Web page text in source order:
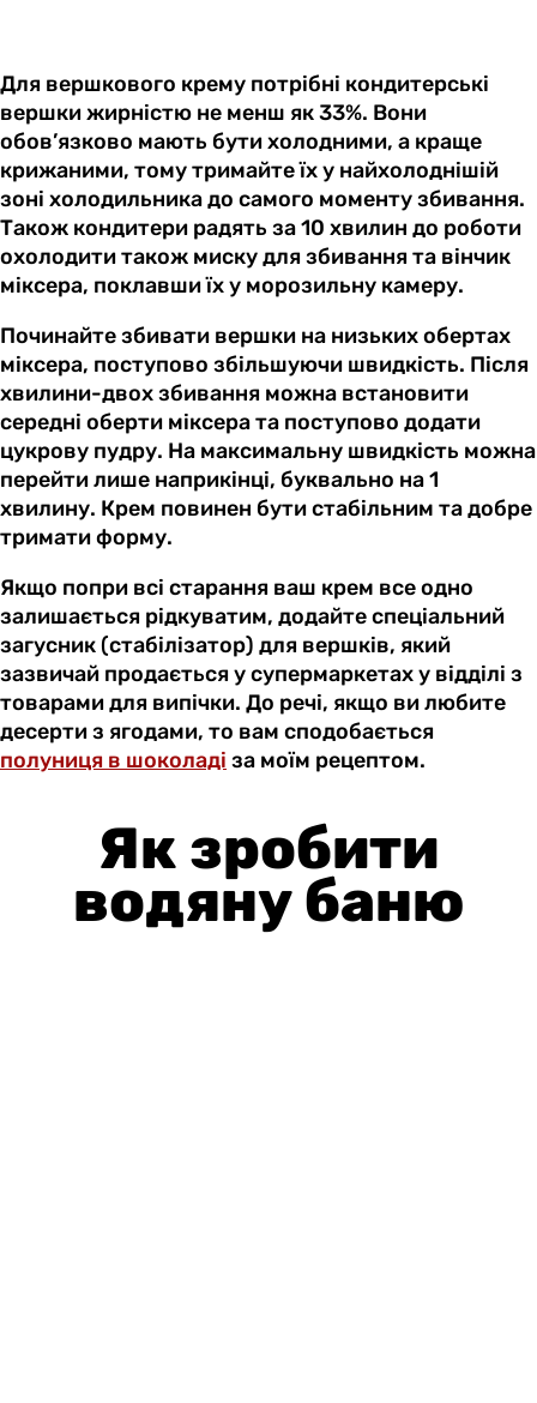
Для вершкового крему потрібні кондитерські
вершки жирністю не менш як 33%. Вони
обов’язково мають бути холодними, а краще
крижаними, тому тримайте їх у найхолоднішій
зоні холодильника до самого моменту збивання.
Також кондитери радять за 10 хвилин до роботи
охолодити також миску для збивання та вінчик
міксера, поклавши їх у морозильну камеру.
Починайте збивати вершки на низьких обертах
міксера, поступово збільшуючи швидкість. Після
хвилини-двох збивання можна встановити
середні оберти міксера та поступово додати
цукрову пудру. На максимальну швидкість можна
перейти лише наприкінці, буквально на 1
хвилину. Крем повинен бути стабільним та добре
тримати форму.
Якщо попри всі старання ваш крем все одно
залишається рідкуватим, додайте спеціальний
загусник (стабілізатор) для вершків, який
зазвичай продається у супермаркетах у відділі з
товарами для випічки. До речі, якщо ви любите
десерти з ягодами, то вам сподобається
полуниця в шоколаді за моїм рецептом.
Як зробити
водяну баню